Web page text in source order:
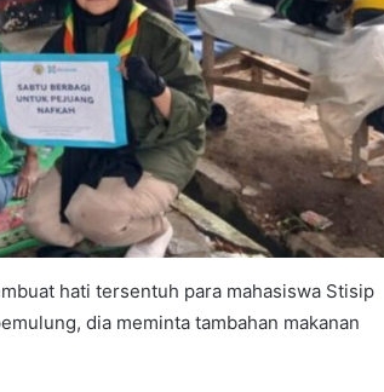
hati tersentuh para mahasiswa Stisip
dia meminta tambahan makanan